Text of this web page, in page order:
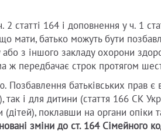
статті 164 і доповнення у ч. 1
мати, батько можуть бути
з іншого закладу охорони
ж передбачає строк протягом
батьківських прав
так і для дитини (стаття 166 СК
поклавши на органи опіки
зміни до ст. 164 Сімейного